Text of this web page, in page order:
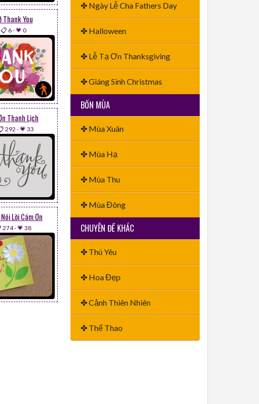
Thank You
📋 6-💗 0
Thanh Lịch
292-💗 33
Lời Cám Ơn
274-💗 38
✤ Ngày Lễ Cha Fathers Day
✤ Halloween
✤ Lễ Tạ Ơn Thanksgiving
✤ Giáng Sinh Christmas
BỐN MÙA
✤ Mùa Xuân
✤ Mùa Hạ
✤ Mùa Thu
✤ Mùa Đông
CHUYÊN ĐỀ KHÁC
✤ Thú Yêu
✤ Hoa Đẹp
✤ Cảnh Thiên Nhiên
✤ Thể Thao